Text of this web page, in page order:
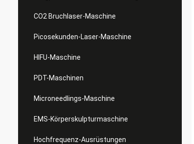
CO2 Bruchlaser-Maschine
Picosekunden-Laser-Maschine
HIFU-Maschine
PDT-Maschinen
Microneedlings-Maschine
EMS-Körperskulpturmaschine
Hochfrequenz-Ausrüstungen